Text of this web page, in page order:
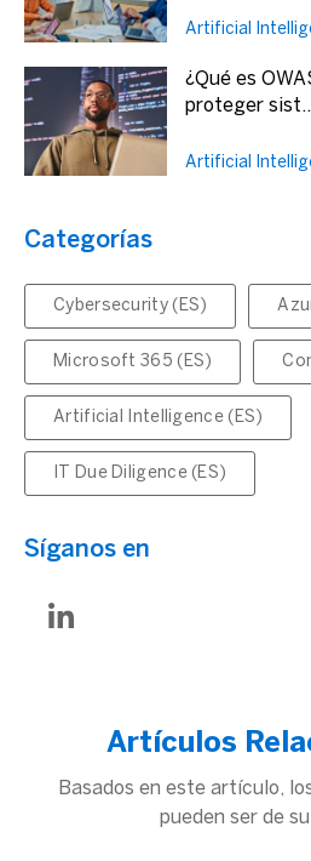
Artificial
¿Qué es
proteger
Artificial
Categorías
Cybersecurity (ES)
Microsoft 365 (ES)
Artificial Intelligence (ES)
IT Due Diligence (ES)
Síganos en
Artículos
Basados en este artículo,
pueden ser de